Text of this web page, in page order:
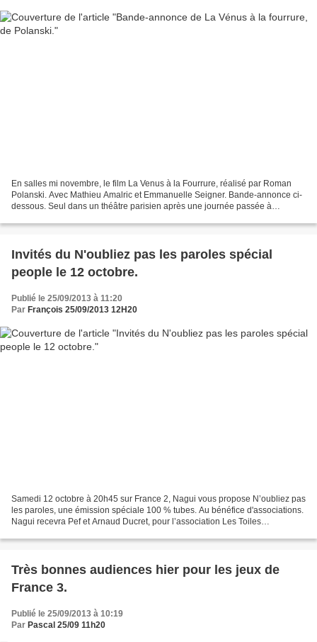
En salles mi novembre, le film La Venus à la Fourrure, réalisé par Roman
Polanski. Avec Mathieu Amalric et Emmanuelle Seigner. Bande-annonce ci-
dessous. Seul dans un théâtre parisien après une journée passée à
Invités du N'oubliez pas les paroles spécial
people le 12 octobre.
Publié le 25/09/2013 à 11:20
Par François 25/09/2013 12H20
Samedi 12 octobre à 20h45 sur France 2, Nagui vous propose N’oubliez pas
les paroles, une émission spéciale 100 % tubes. Au bénéfice d'associations.
Nagui recevra Pef et Arnaud Ducret, pour l’association Les Toiles
Très bonnes audiences hier pour les jeux de
France 3.
Publié le 25/09/2013 à 10:19
Par Pascal 25/09 11h20